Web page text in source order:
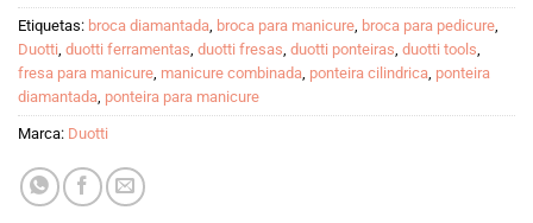
Etiquetas: broca diamantada, broca para manicure, broca para pedicure,
Duotti, duotti ferramentas, duotti fresas, duotti ponteiras, duotti tools,
fresa para manicure, manicure combinada, ponteira cilindrica, ponteira
diamantada, ponteira para manicure
Marca: Duotti